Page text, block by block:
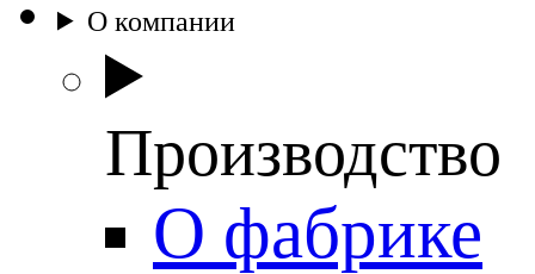
О компании
Производство
О фабрике